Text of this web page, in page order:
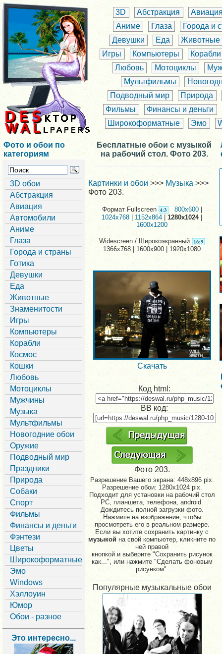
3D Абстракция
Аниме
Глаза
Города и
Девушки
Еда
Животные
Игры
Компьютеры
Корабли
Любовь
Мотоциклы
Мультфильмы
Подводный мир
Природа
Фильмы
Финансы и деньги
Широкоформатные
Эмо
Фото и обои по
категориям
3D обои
Абстракция
Авиация
Автомобили
Аниме
Глаза
Города и страны
Готика
Девушки
Еда
Животные
Знаменитости
Игры
Компьютеры
Корабли
Космос
Кошки
Любовь
Мотоциклы
Мужчины
Музыка
Мультфильмы
Новогодние обои
Оружие
Подводный мир
Праздники
Природа
Собаки
Спорт
Фильмы
Финансы и деньги
Фэнтези
Цветы
Широкоформатные
Эмо
Windows
Хэллоуин
Юмор
Обои - разное
Это интересно...
Бесплатные обои с музыкой
на рабочий стол. Фото 203.
Картинки и обои >>> Музыка >>>
Фото 203.
Формат Fullscreen 800x600
1024x768
1152x864|1280x1024|
1600x1200
Widescreen / Широкоэкранный
1366x768 | 1600x900 | 1920x1080
Скачать
Код html:
BB код:
Фото 203.
Разрешение Вашего экрана: 448x896 pix.
Разрешение обои: 1280x1024 pix.
Подходит для установки на рабочий стол
PC, планшета, телефона, android.
Дождитесь полной загрузки фото.
Нажмите на изображение, чтобы
просмотреть его в реальном размере.
Если вы хотите сохранить картинку с
музыкой на свой компьютер, кликните по
ней правой
кнопкой и выберите "Сохранить рисунок
как...", или нажмите "Сделать фоновым
рисунком".
Популярные музыкальные обои